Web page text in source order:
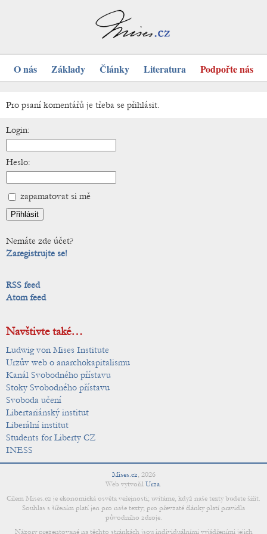
O nás Základy Články Literatura Podpořte nás
Pro psaní komentářů je třeba se přihlásit.
Login:
Heslo:
zapamatovat si mě
Nemáte zde účet?
Zaregistrujte se!
RSS feed
Atom feed
Navštivte také…
Ludwig von Mises Institute
Urzův web o anarchokapitalismu
Kanál Svobodného přístavu
Stoky Svobodného přístavu
Svoboda učení
Libertariánský institut
Liberální institut
Students for Liberty CZ
INESS
Mises.cz, 2026
Web vytvořil Urza.
Cílem Mises.cz je ekonomická osvěta veřejnosti; uvítáme, když naše texty budete šířit.
Souhlas s šířením platí jen pro naše texty; pro převzaté články platí pravidla
původního zdroje.
Názory prezentované na těchto stránkách jsou individuálními vyjádřeními jejich